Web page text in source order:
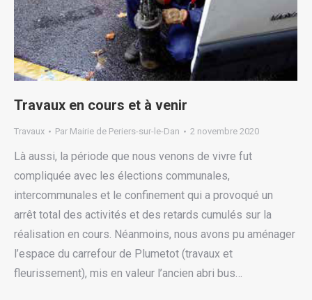
Travaux en cours et à venir
Travaux Par Mairie de Periers-sur-le-Dan 2 novembre 2020
Là aussi, la période que nous venons de vivre fut
compliquée avec les élections communales,
intercommunales et le confinement qui a provoqué un
arrêt total des activités et des retards cumulés sur la
réalisation en cours. Néanmoins, nous avons pu aménager
l’espace du carrefour de Plumetot (travaux et
fleurissement), mis en valeur l’ancien abri bus…